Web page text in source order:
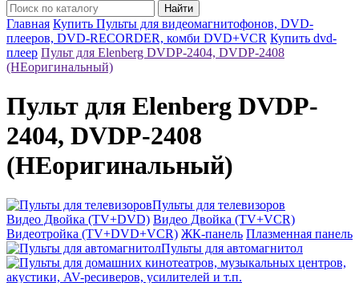
Найти
Главная Купить Пульты для видеомагнитофонов, DVD-
плееров, DVD-RECORDER, комби DVD+VCR Купить dvd-
плеер Пульт для Elenberg DVDP-2404, DVDP-2408
(НЕоригинальный)
Пульт для Elenberg DVDP-
2404, DVDP-2408
(НЕоригинальный)
Пульты для телевизоров
Видео Двойка (TV+DVD) Видео Двойка (TV+VCR)
Видеотройка (TV+DVD+VCR) ЖК-панель Плазменная панель
Пульты для автомагнитол